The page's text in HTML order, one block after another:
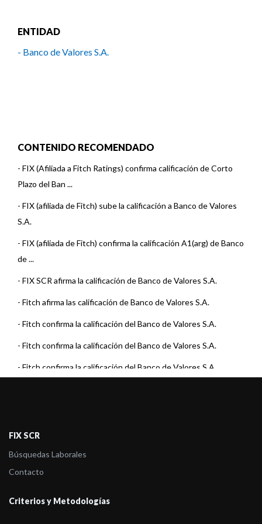
ENTIDAD
- Banco de Valores S.A.
CONTENIDO RECOMENDADO
- FIX (Afiliada a Fitch Ratings) confirma calificación de Corto
Plazo del Ban ...
- FIX (afiliada de Fitch) sube la calificación a Banco de Valores
S.A.
- FIX (afiliada de Fitch) confirma la calificación A1(arg) de Banco
de ...
- FIX SCR afirma la calificación de Banco de Valores S.A.
- Fitch afirma las calificación de Banco de Valores S.A.
- Fitch confirma la calificación del Banco de Valores S.A.
- Fitch confirma la calificación del Banco de Valores S.A.
- Fitch confirma la calificación del Banco de Valores S.A.
- Fitch confirma la calificación del Banco de Valores S.A.
-Fitch confirma la calificación del Banco de Valores S.A.
-Fitch confirma la calificación del Banco de Valores S.A.
-Fitch confirma la calificación del Banco de Valores S.A.
FIX SCR
Búsquedas Laborales
Contacto
Criterios y Metodologías